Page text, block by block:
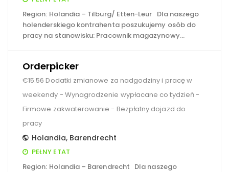
Region: Holandia – Tilburg/ Etten-Leur Dla naszego
holenderskiego kontrahenta poszukujemy osób do
pracy na stanowisku: Pracownik magazynowy…
Orderpicker
€15.56 Dodatki zmianowe za nadgodziny i pracę w
weekendy - Wynagrodzenie wypłacane co tydzień -
Firmowe zakwaterowanie - Bezpłatny dojazd do
pracy
Holandia, Barendrecht
PEŁNY ETAT
Region: Holandia – Barendrecht Dla naszego